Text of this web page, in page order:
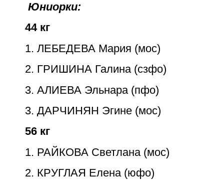
Юниорки:
44 кг
1. ЛЕБЕДЕВА Мария (мос)
2. ГРИШИНА Галина (сзфо)
3. АЛИЕВА Эльнара (пфо)
3. ДАРЧИНЯН Эгине (мос)
56 кг
1. РАЙКОВА Светлана (мос)
2. КРУГЛАЯ Елена (юфо)